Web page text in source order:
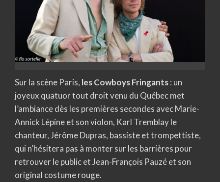
Sur la scène Paris, les Cowboys Fringants: un
joyeux quatuor tout droit venu du Québec met
l’ambiance dès les premières secondes avec Marie-
Annick Lépine et son violon, Karl Tremblay le
chanteur, Jérôme Dupras, bassiste et trompettiste,
qui n’hésitera pas à monter sur les barrières pour
retrouver le public et Jean-François Pauzé et son
original costume rouge.